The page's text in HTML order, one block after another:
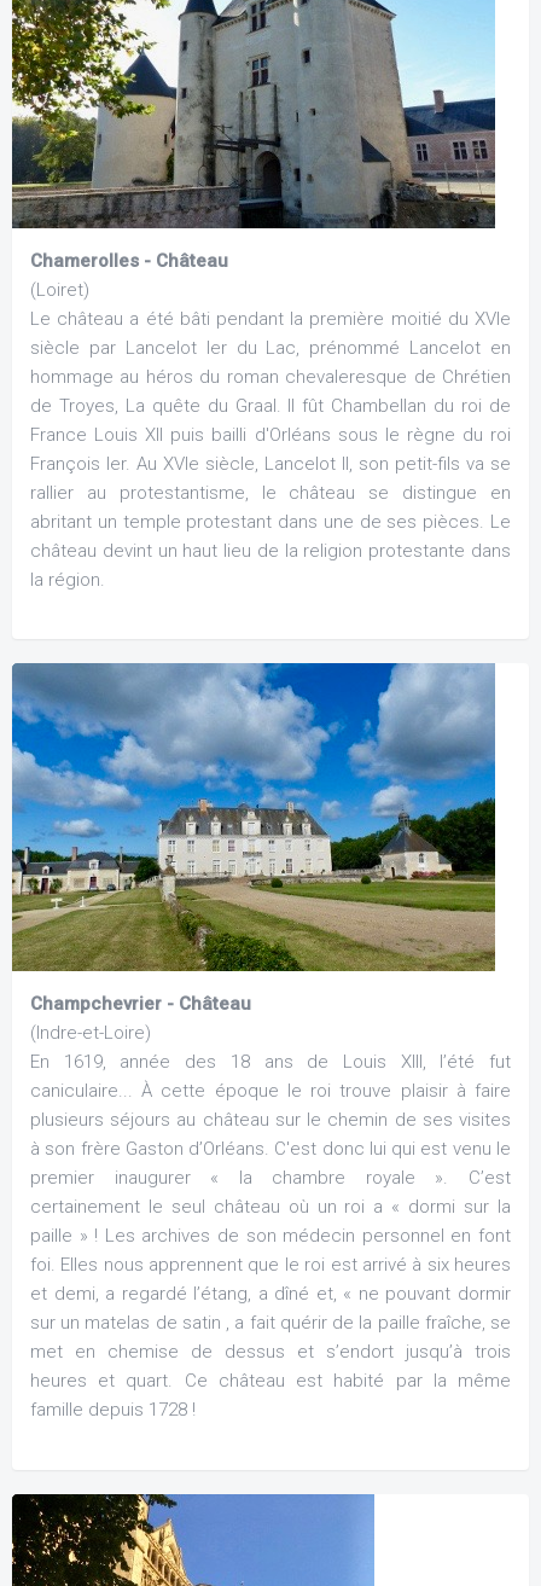
Chamerolles - Château
(Loiret)
Le château a été bâti pendant la première moitié du XVIe
siècle par Lancelot Ier du Lac, prénommé Lancelot en
hommage au héros du roman chevaleresque de Chrétien
de Troyes, La quête du Graal. Il fût Chambellan du roi de
France Louis XII puis bailli d'Orléans sous le règne du roi
François Ier. Au XVIe siècle, Lancelot II, son petit-fils va se
rallier au protestantisme, le château se distingue en
abritant un temple protestant dans une de ses pièces. Le
château devint un haut lieu de la religion protestante dans
la région.
Champchevrier - Château
(Indre-et-Loire)
En 1619, année des 18 ans de Louis XIII, l’été fut
caniculaire... À cette époque le roi trouve plaisir à faire
plusieurs séjours au château sur le chemin de ses visites
à son frère Gaston d’Orléans. C'est donc lui qui est venu le
premier inaugurer « la chambre royale ». C’est
certainement le seul château où un roi a « dormi sur la
paille » ! Les archives de son médecin personnel en font
foi. Elles nous apprennent que le roi est arrivé à six heures
et demi, a regardé l’étang, a dîné et, « ne pouvant dormir
sur un matelas de satin , a fait quérir de la paille fraîche, se
met en chemise de dessus et s’endort jusqu’à trois
heures et quart. Ce château est habité par la même
famille depuis 1728 !